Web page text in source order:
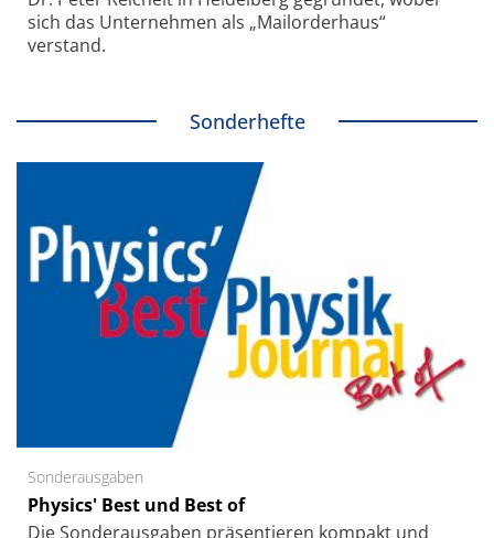
sich das Unternehmen als „Mailorderhaus“
verstand.
Sonderhefte
Sonderausgaben
Physics' Best und Best of
Die Sonder­ausgaben präsentieren kompakt und